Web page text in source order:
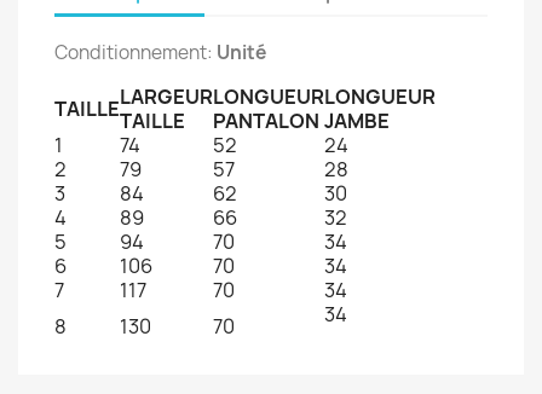
Conditionnement: Unité
TAILLELARGEUR
TAILLE
LONGUEUR
PANTALON
LONGUEUR
JAMBE
1
74 52
24
2
79 57
28
3
84 62
30
4
89 66
32
5
94 70
34
6
106 70
34
7
117 70
34
8
130 70 34